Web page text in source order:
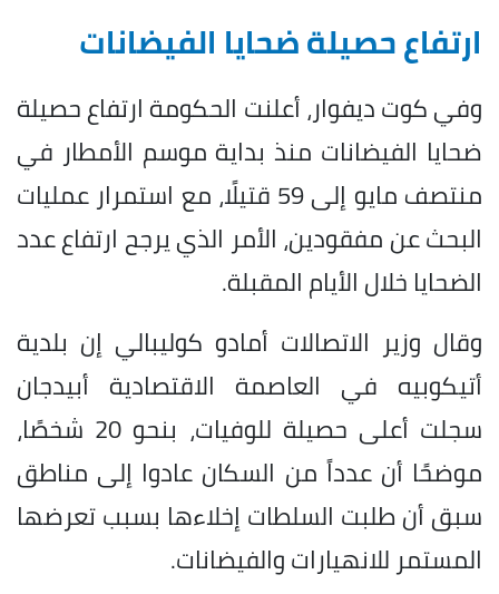
ارتفاع حصيلة ضحايا الفيضانات
وفي كوت ديفوار، أعلنت الحكومة ارتفاع حصيلة
ضحايا الفيضانات منذ بداية موسم الأمطار في
منتصف مايو إلى 59 قتيلًا، مع استمرار عمليات
البحث عن مفقودين، الأمر الذي يرجح ارتفاع عدد
الضحايا خلال الأيام المقبلة.
وقال وزير الاتصالات أمادو كوليبالي إن بلدية
أتيكوبيه في العاصمة الاقتصادية أبيدجان
سجلت أعلى حصيلة للوفيات، بنحو 20 شخصًا،
موضحًا أن عدداً من السكان عادوا إلى مناطق
سبق أن طلبت السلطات إخلاءها بسبب تعرضها
المستمر للانهيارات والفيضانات.